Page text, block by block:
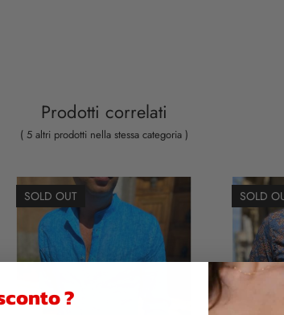
Prodotti correlati
( 5 altri prodotti nella stessa categoria )
SOLD OUT SOLD
?